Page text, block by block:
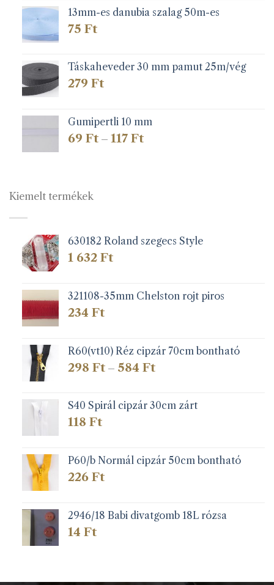
13mm-es danubia szalag 50m-es
75 Ft
Táskaheveder 30 mm pamut 25m/vég
279 Ft
Gumipertli 10 mm
69 Ft – 117 FtÁrtartomány:
Kiemelt termékek
630182 Roland szegecs Style
1 632 Ft
321108-35mm Chelston rojt piros
234 Ft
R60(vt10) Réz cipzár 70cm bontható
298 Ft – 584 FtÁrtartomány:
584 Ft
S40 Spirál cipzár 30cm zárt
118 Ft
P60/b Normál cipzár 50cm bontható
226 Ft
2946/18 Babi divatgomb 18L rózsa
14 Ft